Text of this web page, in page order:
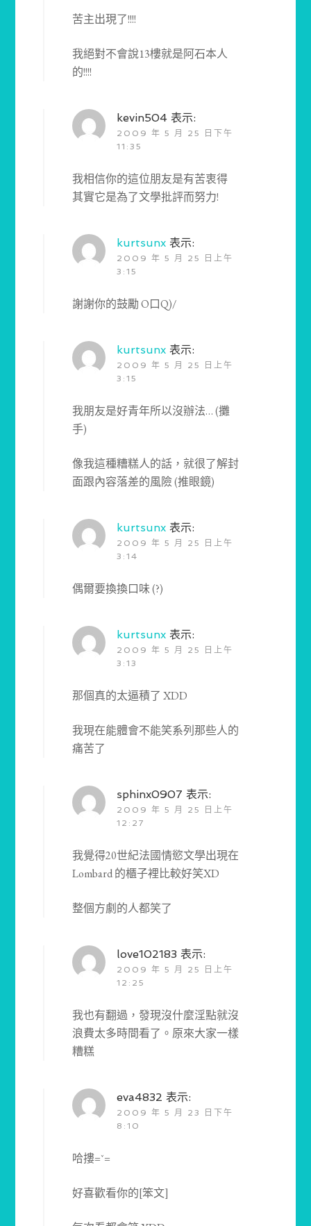
苦主出現了!!!!
我絕對不會說13樓就是阿石本人
的!!!!
kevin504 表示:
2009 年 5 月 25 日下午
11:35
我相信你的這位朋友是有苦衷得
其實它是為了文學批評而努力!
kurtsunx 表示:
2009 年 5 月 25 日上午
3:15
謝謝你的鼓勵 O口Q)/
kurtsunx 表示:
2009 年 5 月 25 日上午
3:15
我朋友是好青年所以沒辦法… (攤
手)
像我這種糟糕人的話，就很了解封
面跟內容落差的風險 (推眼鏡)
kurtsunx 表示:
2009 年 5 月 25 日上午
3:14
偶爾要換換口味 (?)
kurtsunx 表示:
2009 年 5 月 25 日上午
3:13
那個真的太逼積了 XDD
我現在能體會不能笑系列那些人的
痛苦了
sphinx0907 表示:
2009 年 5 月 25 日上午
12:27
我覺得20世紀法國情慾文學出現在
Lombard 的櫃子裡比較好笑XD
整個方劇的人都笑了
love102183 表示:
2009 年 5 月 25 日上午
12:25
我也有翻過，發現沒什麼淫點就沒
浪費太多時間看了。原來大家一樣
糟糕
eva4832 表示:
2009 年 5 月 23 日下午
8:10
哈摟=ˇ=
好喜歡看你的[笨文]